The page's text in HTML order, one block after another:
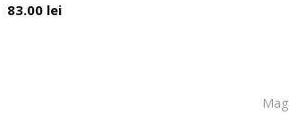
83.00 lei